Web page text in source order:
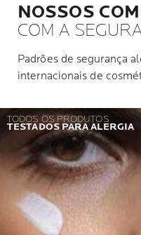
NOSSOS
COM A
Padrões de segurança
internacionais de
TODOS OS PRODUTOS
TESTADOS PARA ALERGIA